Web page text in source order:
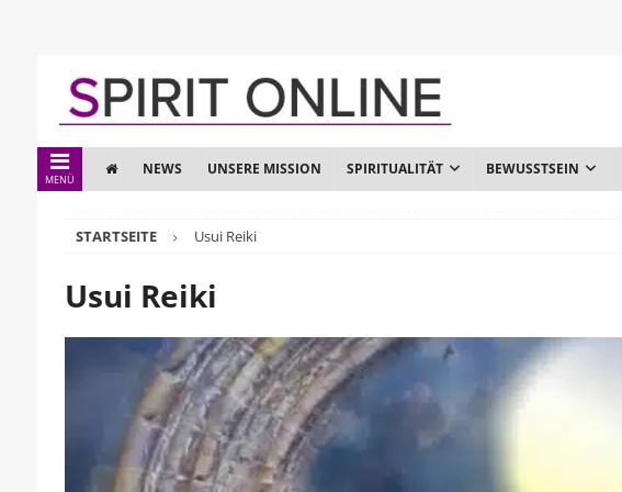
MENÜ
NEWS UNSERE MISSION SPIRITUALITÄT BEWUSSTSEIN
STARTSEITE Usui Reiki
Usui Reiki